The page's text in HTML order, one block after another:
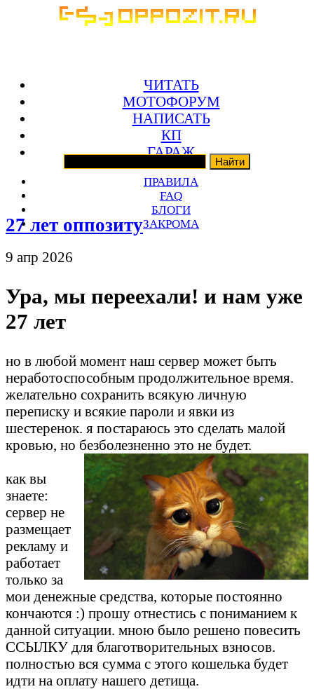
ЧИТАТЬ
МОТОФОРУМ
НАПИСАТЬ
КП
ГАРАЖ
ПРАВИЛА
FAQ
БЛОГИ
ЗАКРОМА
27 лет оппозиту
9 апр 2026
Ура, мы переехали! и нам уже
27 лет
но в любой момент наш сервер может быть
неработоспособным продолжительное время.
желательно сохранить всякую личную
переписку и всякие пароли и явки из
шестеренок. я постараюсь это сделать малой
кровью, но безболезненно это не будет.
как вы
знаете:
сервер не
размещает
рекламу и
работает
только за
мои денежные средства, которые постоянно
кончаются :) прошу отнестись с пониманием к
данной ситуации. мною было решено повесить
ССЫЛКУ для благотворительных взносов.
полностью вся сумма с этого кошелька будет
идти на оплату нашего детища.